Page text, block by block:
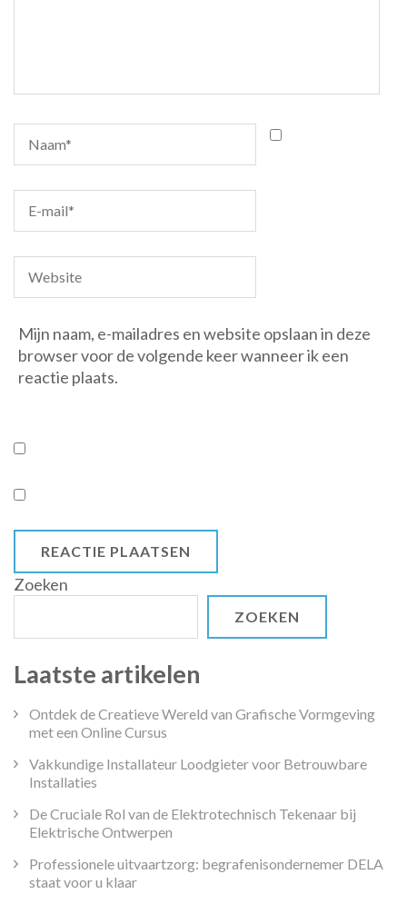
Mijn naam, e-mailadres en website opslaan in deze
browser voor de volgende keer wanneer ik een
reactie plaats.
Zoeken
ZOEKEN
Laatste artikelen
Ontdek de Creatieve Wereld van Grafische Vormgeving
met een Online Cursus
Vakkundige Installateur Loodgieter voor Betrouwbare
Installaties
De Cruciale Rol van de Elektrotechnisch Tekenaar bij
Elektrische Ontwerpen
Professionele uitvaartzorg: begrafenisondernemer DELA
staat voor u klaar